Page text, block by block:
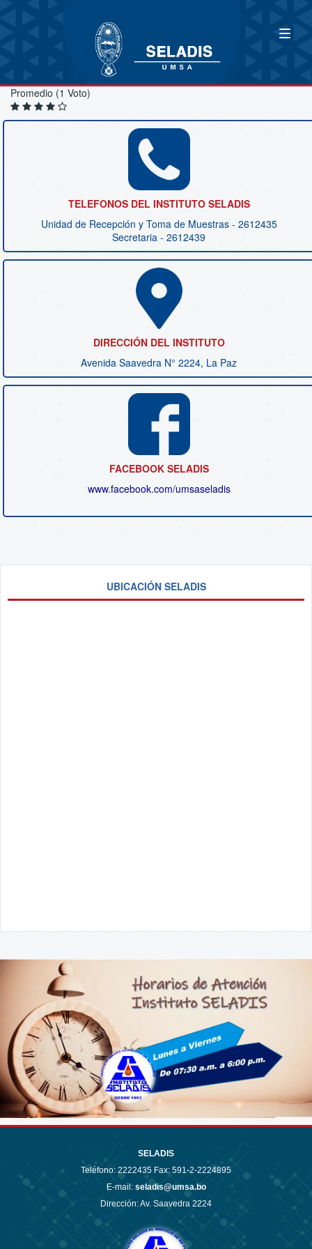
Promedio (1 Voto)
TELEFONOS DEL INSTITUTO SELADIS
Unidad de Recepción y Toma de Muestras - 2612435
Secretaria - 2612439
DIRECCIÓN DEL INSTITUTO
Avenida Saavedra N° 2224, La Paz
FACEBOOK SELADIS
www.facebook.com/umsaseladis
UBICACIÓN SELADIS
SELADIS
Teléfono: 2222435 Fax: 591-2-2224895
E-mail: seladis@umsa.bo
Dirección: Av. Saavedra 2224